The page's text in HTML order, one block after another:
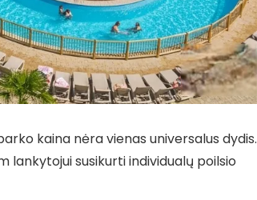
kaina nėra vienas universalus dydis.
lankytojui susikurti individualų poilsio